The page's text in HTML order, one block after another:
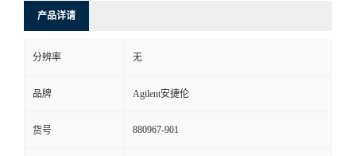
产品详请
分辨率 无
品牌 Agilent安捷伦
货号 880967-901